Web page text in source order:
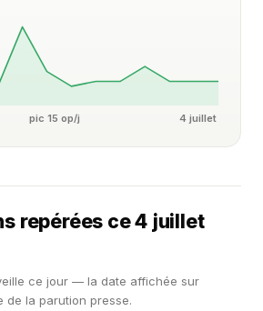
pic 15 op/j 4 juillet
repérées ce 4 juillet
ce jour — la date affichée sur
de la parution presse.